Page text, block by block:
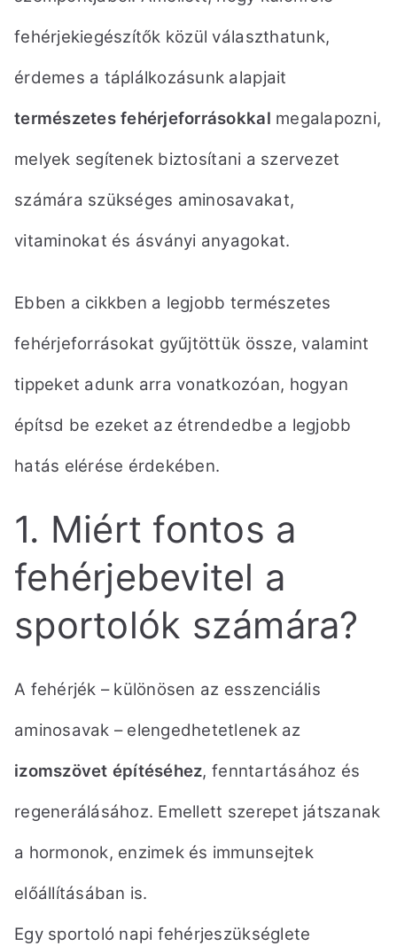
fehérjekiegészítők közül választhatunk,
érdemes a táplálkozásunk alapjait
természetes fehérjeforrásokkal megalapozni,
melyek segítenek biztosítani a szervezet
számára szükséges aminosavakat,
vitaminokat és ásványi anyagokat.
Ebben a cikkben a legjobb természetes
fehérjeforrásokat gyűjtöttük össze, valamint
tippeket adunk arra vonatkozóan, hogyan
építsd be ezeket az étrendedbe a legjobb
hatás elérése érdekében.
1. Miért fontos a
fehérjebevitel a
sportolók számára?
A fehérjék – különösen az esszenciális
aminosavak – elengedhetetlenek az
izomszövet építéséhez, fenntartásához és
regenerálásához. Emellett szerepet játszanak
a hormonok, enzimek és immunsejtek
előállításában is.
Egy sportoló napi fehérjeszükséglete